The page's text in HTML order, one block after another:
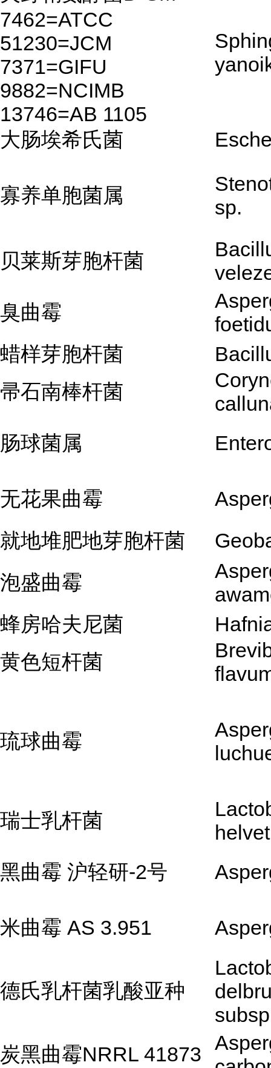
7462=ATCC
51230=JCM
7371=GIFU
9882=NCIMB
13746=AB 1105
大肠埃希氏菌
寡养单胞菌属
sp.
贝莱斯芽胞杆菌
臭曲霉
蜡样芽胞杆菌
帚石南棒杆菌
肠球菌属
无花果曲霉
就地堆肥地芽胞杆菌
泡盛曲霉
蜂房哈夫尼菌
黄色短杆菌
琉球曲霉
瑞士乳杆菌
黑曲霉 沪轻研-2号
米曲霉 AS 3.951
德氏乳杆菌乳酸亚种
炭黑曲霉NRRL 41873